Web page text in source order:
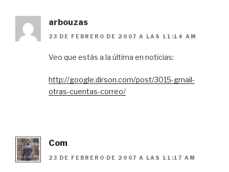
arbouzas
23 DE FEBRERO DE 2007 A LAS 11:14 AM
Veo que estás a la última en noticias:
http://google.dirson.com/post/3015-gmail-
otras-cuentas-correo/
Com
23 DE FEBRERO DE 2007 A LAS 11:17 AM